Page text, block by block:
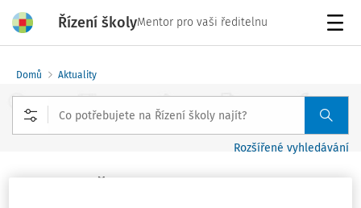
Řízení školyMentor pro vaši ředitelnu
Domů Aktuality
Rozšířené vyhledávání